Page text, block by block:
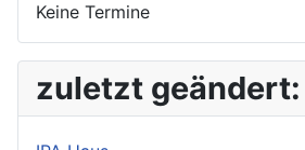
Keine Termine
zuletzt geändert: